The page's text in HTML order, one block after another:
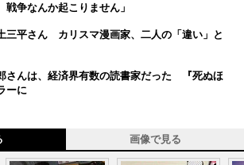
争なんか起こりません」
三平さん カリスマ漫画家、二人の「違い」と
さんは、経済界有数の読書家だった 『死ぬほ
ーに
画像で見る